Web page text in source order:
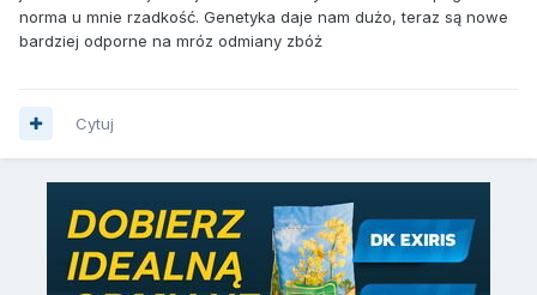
norma u mnie rzadkość. Genetyka daje nam dużo, teraz są nowe
bardziej odporne na mróz odmiany zbóż
Cytuj